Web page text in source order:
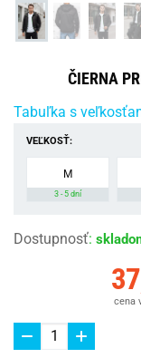
ČIERNA
Tabuľka s
VEĽKOSŤ:
M
3 - 5 dní
Dostupnosť:
cena